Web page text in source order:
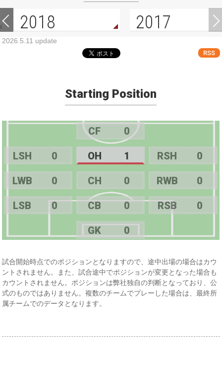
2018 2017
2026.5.11 update
RSS
Starting Position
CF 0
LSH 0 OH 1 RSH 0
LWB 0 CH 0 RWB 0
LSB 0 CB 0 RSB 0
GK 0
試合開始時点でのポジションとなりますので、途中出場の場合はカウ
ントされません。また、試合途中でポジションが変更となった場合も
カウントされません。ポジションは弊社独自の判断となっており、公
式のものではありません。複数のチームでプレーした場合は、最終所
属チームでのデータとなります。